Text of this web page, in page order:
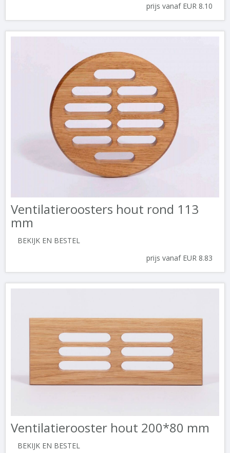
prijs vanaf EUR 8.10
Ventilatieroosters hout rond 113
mm
BEKIJK EN BESTEL
prijs vanaf EUR 8.83
Ventilatierooster hout 200*80 mm
BEKIJK EN BESTEL